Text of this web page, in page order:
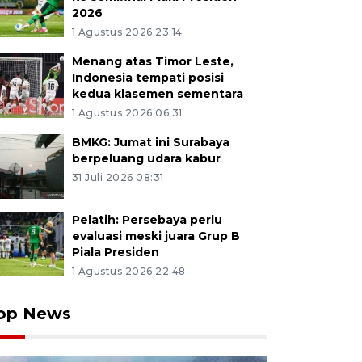
2026
1 Agustus 2026 23:14
Menang atas Timor Leste,
Indonesia tempati posisi
kedua klasemen sementara
1 Agustus 2026 06:31
BMKG: Jumat ini Surabaya
berpeluang udara kabur
31 Juli 2026 08:31
Pelatih: Persebaya perlu
evaluasi meski juara Grup B
Piala Presiden
1 Agustus 2026 22:48
News